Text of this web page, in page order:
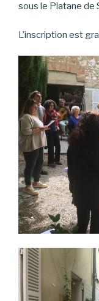
sous le Platane de
L’inscription est